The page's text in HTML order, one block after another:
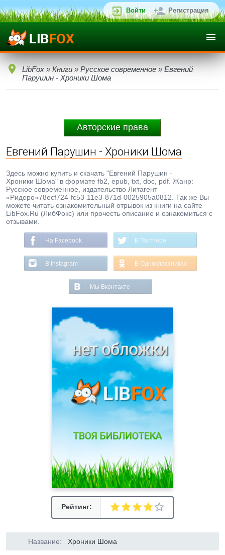
Войти Регистрация
LibFox » Книги » Русское современное » Евгений
Парушин - Хроники Шома
Авторские права
Евгений Парушин - Хроники Шома
Здесь можно купить и скачать "Евгений Парушин -
Хроники Шома" в формате fb2, epub, txt, doc, pdf. Жанр:
Русское современное, издательство Литагент
«Ридеро»78ecf724-fc53-11e3-871d-0025905a0812. Так же Вы
можете читать ознакомительный отрывок из книги на сайте
LibFox.Ru (ЛибФокс) или прочесть описание и ознакомиться с
отзывами.
На Facebook В Твиттере
В Instagram В Одноклассниках
Мы Вконтакте
Рейтинг:
Название: Хроники Шома